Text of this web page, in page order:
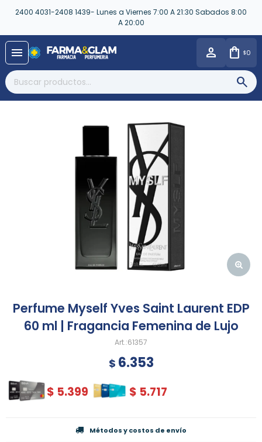
2400 4031-2408 1439- Lunes a Viernes 7:00 A 21:30 Sabados 8:00
A 20:00
menu $0
Perfume Myself Yves Saint Laurent EDP
60 ml | Fragancia Femenina de Lujo
61357
$ 6.353
$ 5.399 $ 5.717
Métodos y costos de envío